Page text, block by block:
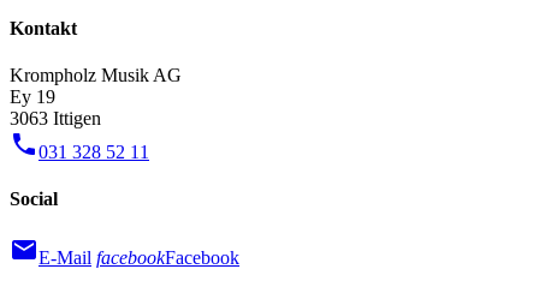
Kontakt
Krompholz Musik AG
Ey 19
3063 Ittigen
phone031 328 52 11
Social
mailE-Mail facebookFacebook